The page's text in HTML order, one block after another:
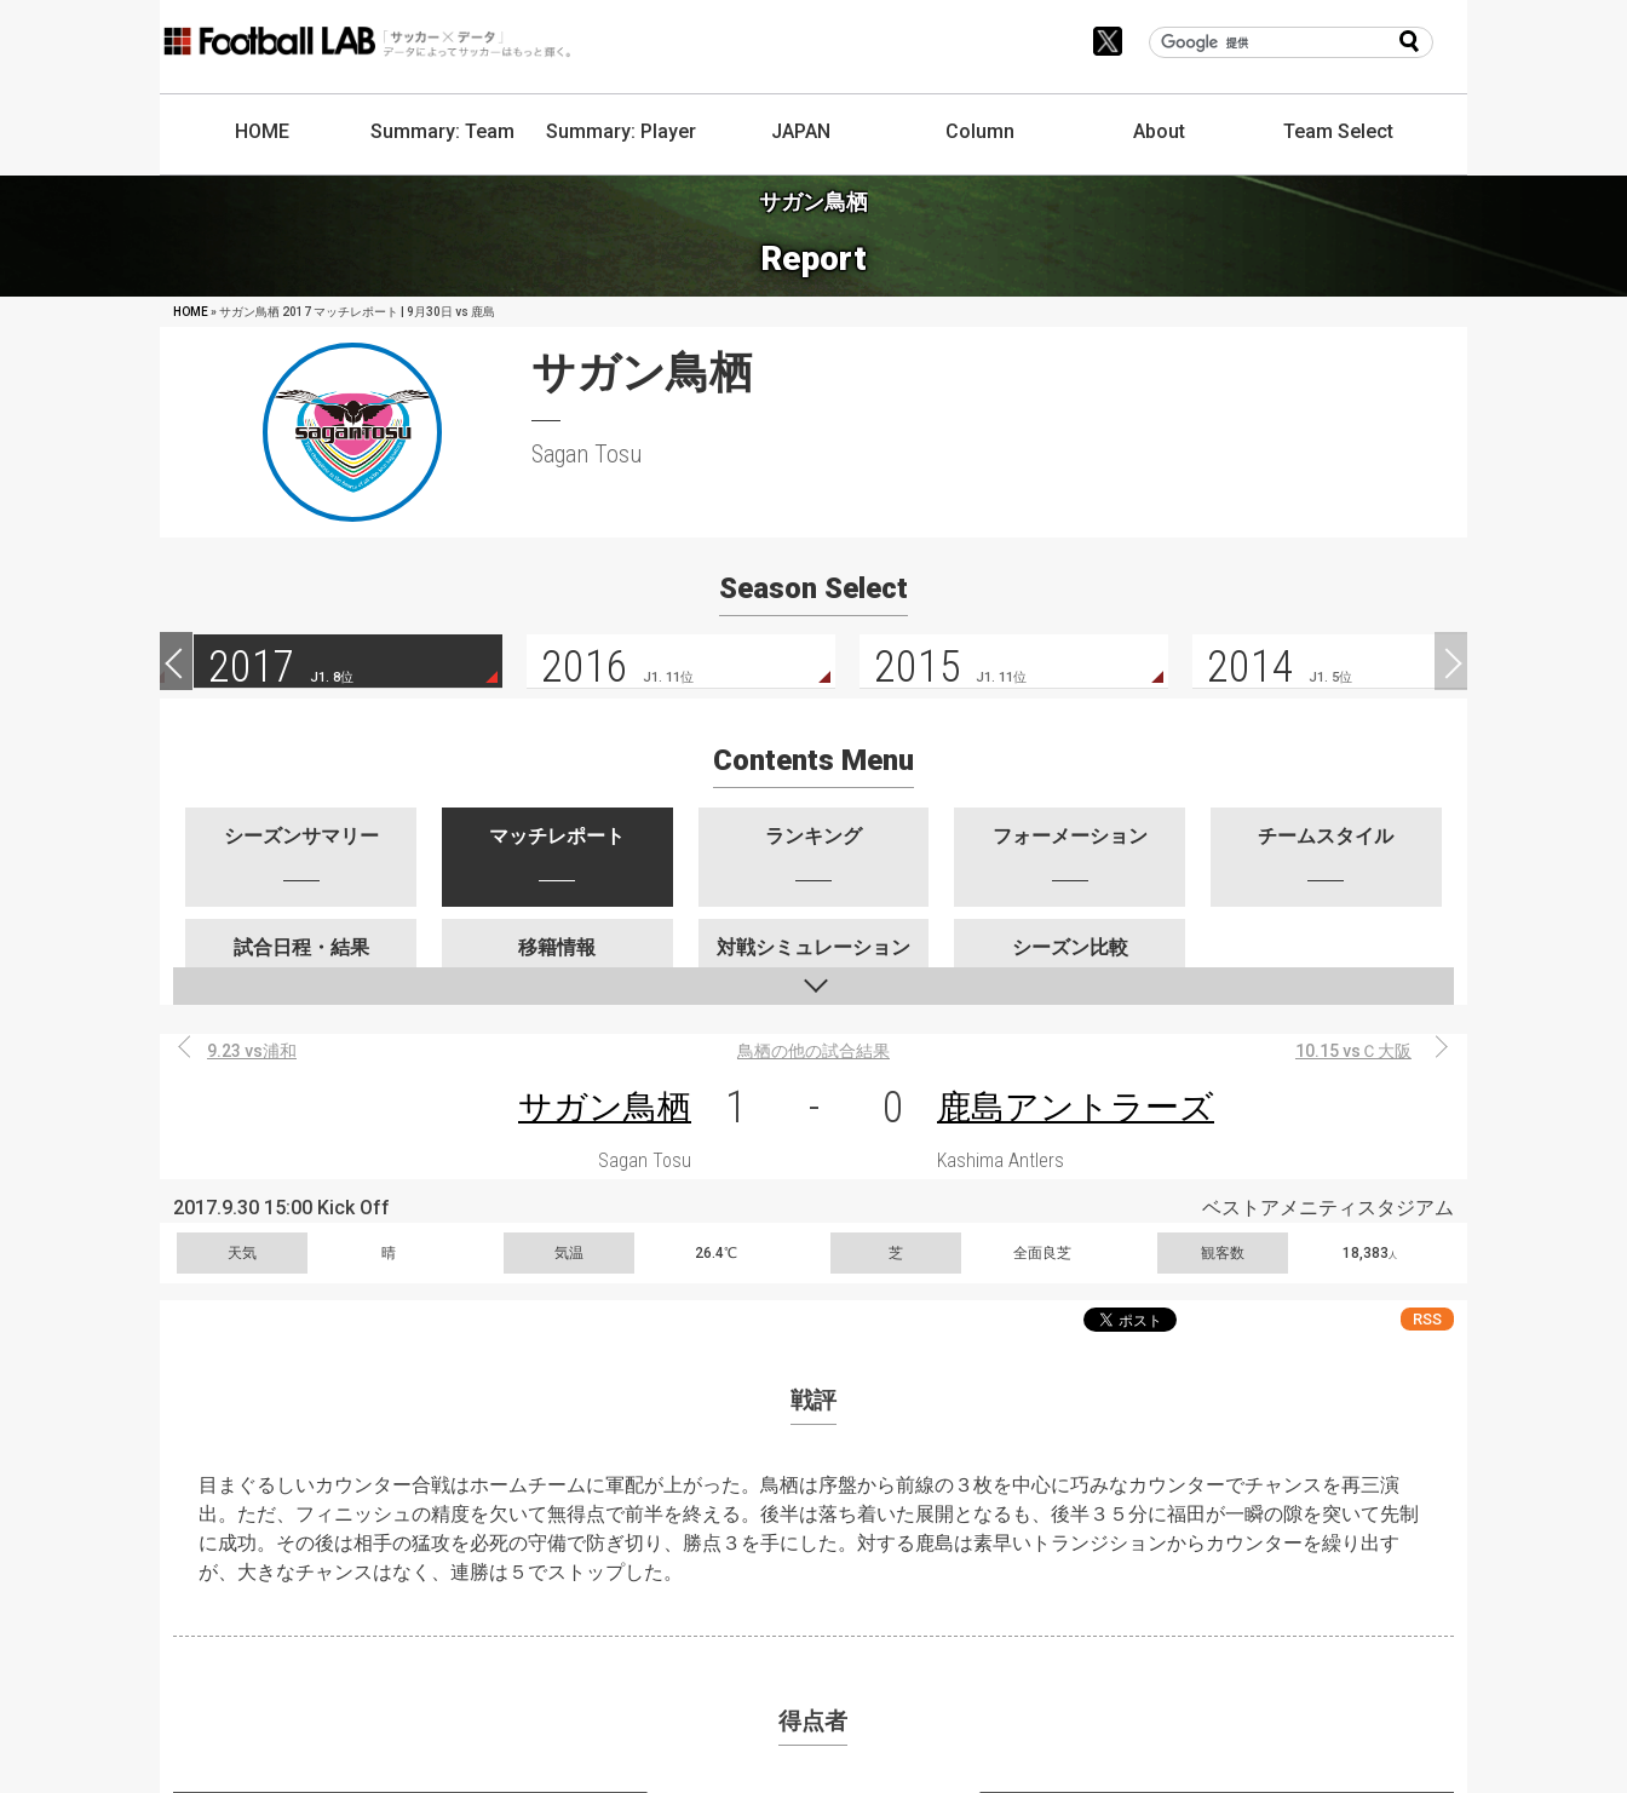
HOME Summary: Team Summary: Player JAPAN Column About TeamSelect
サガン鳥栖
Report
HOME» サガン鳥栖 2017 マッチレポート | 9月30日 vs 鹿島
サガン鳥栖
Sagan Tosu
Season Select
2017 J1. 8位 2016 J1. 11位 2015 J1. 11位 2014 J1. 5位
Contents Menu
シーズンサマリー マッチレポート ランキング フォーメーション チームスタイル
試合日程・結果 移籍情報 対戦シミュレーション シーズン比較
9.23 vs浦和 鳥栖の他の試合結果 10.15 vsＣ大阪
サガン鳥栖 1 - 0 鹿島アントラーズ
Sagan Tosu Kashima Antlers
2017.9.30 15:00 Kick Off ベストアメニティスタジアム
天気 晴 気温 26.4℃ 芝 全面良芝 観客数 18,383 人
RSS
戦評
目まぐるしいカウンター合戦はホームチームに軍配が上がった。鳥栖は序盤から前線の３枚を中心に巧みなカウンターでチャンスを再三演
出。ただ、フィニッシュの精度を欠いて無得点で前半を終える。後半は落ち着いた展開となるも、後半３５分に福田が一瞬の隙を突いて先制
に成功。その後は相手の猛攻を必死の守備で防ぎ切り、勝点３を手にした。対する鹿島は素早いトランジションからカウンターを繰り出す
が、大きなチャンスはなく、連勝は５でストップした。
得点者